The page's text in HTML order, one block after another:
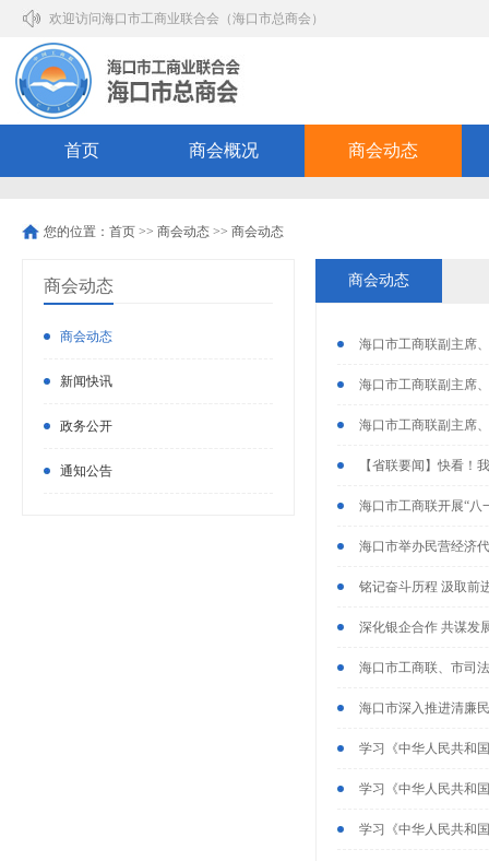
欢迎访问海口市工商业联合会（海口市总商会）
首页 商会概况 商会动态
您的位置： 首页 >> 商会动态 >> 商会动态
商会动态
商会动态
新闻快讯
政务公开
通知公告
商会动态
海口市工商联副主席
海口市工商联副主席
海口市工商联副主席
【省联要闻】快看！
海口市工商联开展“八
海口市举办民营经济
铭记奋斗历程 汲取前
深化银企合作 共谋发
海口市工商联、市司
海口市深入推进清廉
学习《中华人民共和
学习《中华人民共和
学习《中华人民共和